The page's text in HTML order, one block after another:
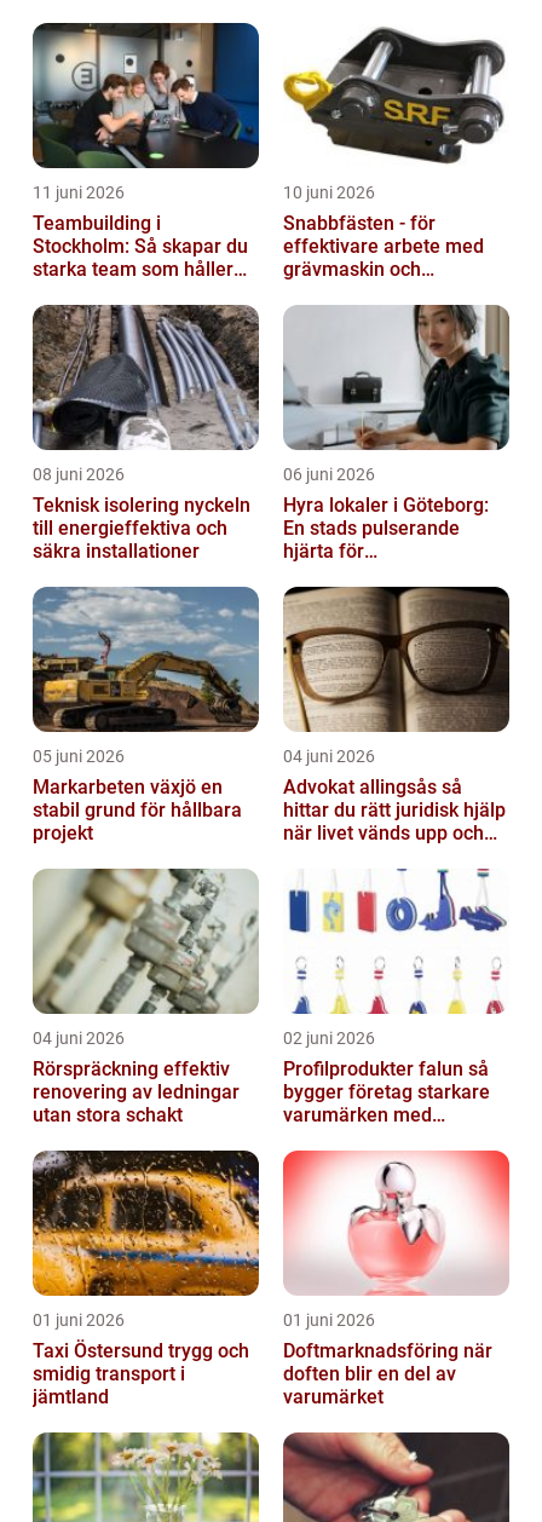
11 juni 2026
Teambuilding i
Stockholm: Så skapar du
starka team som håller
10 juni 2026
Snabbfästen - för
effektivare arbete med
grävmaskin och
08 juni 2026
Teknisk isolering nyckeln
till energieffektiva och
säkra installationer
06 juni 2026
Hyra lokaler i Göteborg:
En stads pulserande
hjärta för
05 juni 2026
Markarbeten växjö en
stabil grund för hållbara
projekt
04 juni 2026
Advokat allingsås så
hittar du rätt juridisk hjälp
när livet vänds upp och
04 juni 2026
Rörspräckning effektiv
renovering av ledningar
utan stora schakt
02 juni 2026
Profilprodukter falun så
bygger företag starkare
varumärken med
01 juni 2026
Taxi Östersund trygg och
smidig transport i
jämtland
01 juni 2026
Doftmarknadsföring när
doften blir en del av
varumärket